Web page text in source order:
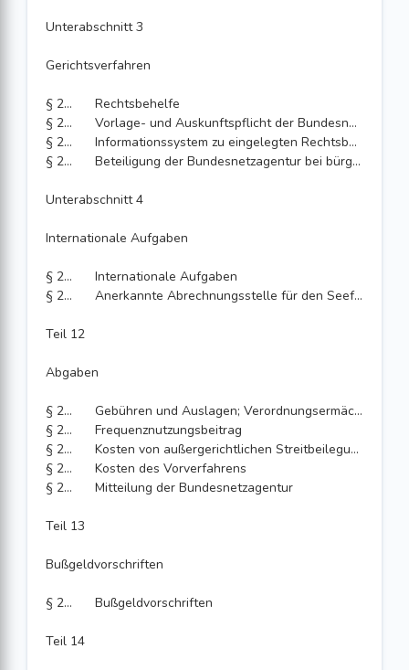
Unterabschnitt 3
Gerichtsverfahren
§ 217
Rechtsbehelfe
§ 218
Vorlage- und Auskunftspflicht der Bundesnetzagentur
§ 219
Informationssystem zu eingelegten Rechtsbehelfen
§ 220
Beteiligung der Bundesnetzagentur bei bürgerlichen Rechtsstreitigkeiten
Unterabschnitt 4
Internationale Aufgaben
§ 221
Internationale Aufgaben
§ 222
Anerkannte Abrechnungsstelle für den Seefunkverkehr
Teil 12
Abgaben
§ 223
Gebühren und Auslagen; Verordnungsermächtigung
§ 224
Frequenznutzungsbeitrag
§ 225
Kosten von außergerichtlichen Streitbeilegungsverfahren
§ 226
Kosten des Vorverfahrens
§ 227
Mitteilung der Bundesnetzagentur
Teil 13
Bußgeldvorschriften
§ 228 Bußgeldvorschriften
Teil 14